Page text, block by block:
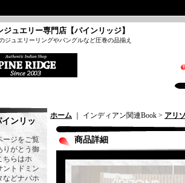
ジュエリー専門店【パインリッジ】
ジュエリーリングやバングルなど圧巻の品揃え
ンリッ
ージをご覧
りがとう御
ちらはホ
ントドミン
などナバホ
ホーム ｜ インディアン関連Book > アリ
商品詳細